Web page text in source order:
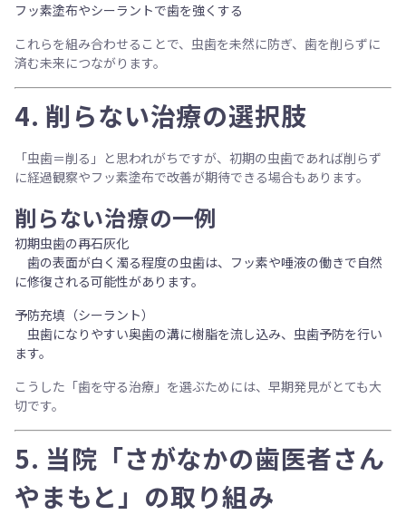
フッ素塗布やシーラントで歯を強くする
これらを組み合わせることで、虫歯を未然に防ぎ、歯を削らずに
済む未来につながります。
4. 削らない治療の選択肢
「虫歯＝削る」と思われがちですが、初期の虫歯であれば削らず
に経過観察やフッ素塗布で改善が期待できる場合もあります。
削らない治療の一例
初期虫歯の再石灰化
歯の表面が白く濁る程度の虫歯は、フッ素や唾液の働きで自然
に修復される可能性があります。
予防充填（シーラント）
虫歯になりやすい奥歯の溝に樹脂を流し込み、虫歯予防を行い
ます。
こうした「歯を守る治療」を選ぶためには、早期発見がとても大
切です。
5. 当院「さがなかの歯医者さん
やまもと」の取り組み